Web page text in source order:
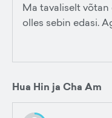
Ma tavaliselt võtan
olles sebin edasi.
Hua Hin ja Cha Am